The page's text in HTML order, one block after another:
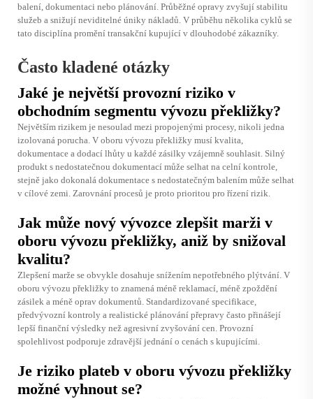
balení, dokumentaci nebo plánování. Průběžné opravy zvyšují stabilitu
služeb a snižují neviditelné úniky nákladů. V průběhu několika cyklů se
tato disciplína promění transakční kupující v dlouhodobé zákazníky.
Často kladené otázky
Jaké je největší provozní riziko v
obchodním segmentu vývozu překližky?
Největším rizikem je nesoulad mezi propojenými procesy, nikoli jedna
izolovaná porucha. V oboru vývozu překližky musí kvalita,
dokumentace a dodací lhůty u každé zásilky vzájemně souhlasit. Silný
produkt s nedostatečnou dokumentací může selhat na celní kontrole,
stejně jako dokonalá dokumentace s nedostatečným balením může selhat
v cílové zemi. Zarovnání procesů je proto prioritou pro řízení rizik.
Jak může nový vývozce zlepšit marži v
oboru vývozu překližky, aniž by snižoval
kvalitu?
Zlepšení marže se obvykle dosahuje snížením nepotřebného plýtvání. V
oboru vývozu překližky to znamená méně reklamací, méně zpoždění
zásilek a méně oprav dokumentů. Standardizované specifikace,
předvývozní kontroly a realistické plánování přepravy často přinášejí
lepší finanční výsledky než agresivní zvyšování cen. Provozní
spolehlivost podporuje zdravější jednání o cenách s kupujícími.
Je riziko plateb v oboru vývozu překližky
možné vyhnout se?